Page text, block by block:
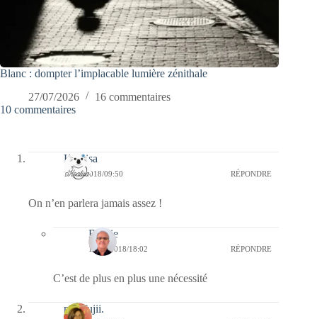
Blanc : dompter l’implacable lumière zénithale
27/07/2026
16 commentaires
10 commentaires
Koalisa
18/04/2018/09:50 RÉPONDRE
On n’en parlera jamais assez !
Bernie
18/04/2018/18:02 RÉPONDRE
C’est de plus en plus une nécessité
missfujii.